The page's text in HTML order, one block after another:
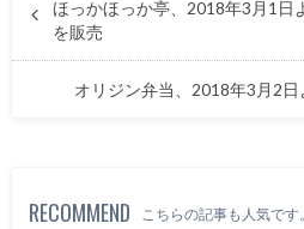
ほっかほっか亭、2018年3月1日
を販売
オリジン弁当、2018年3月2
RECOMMEND こちらの記事も人気です。